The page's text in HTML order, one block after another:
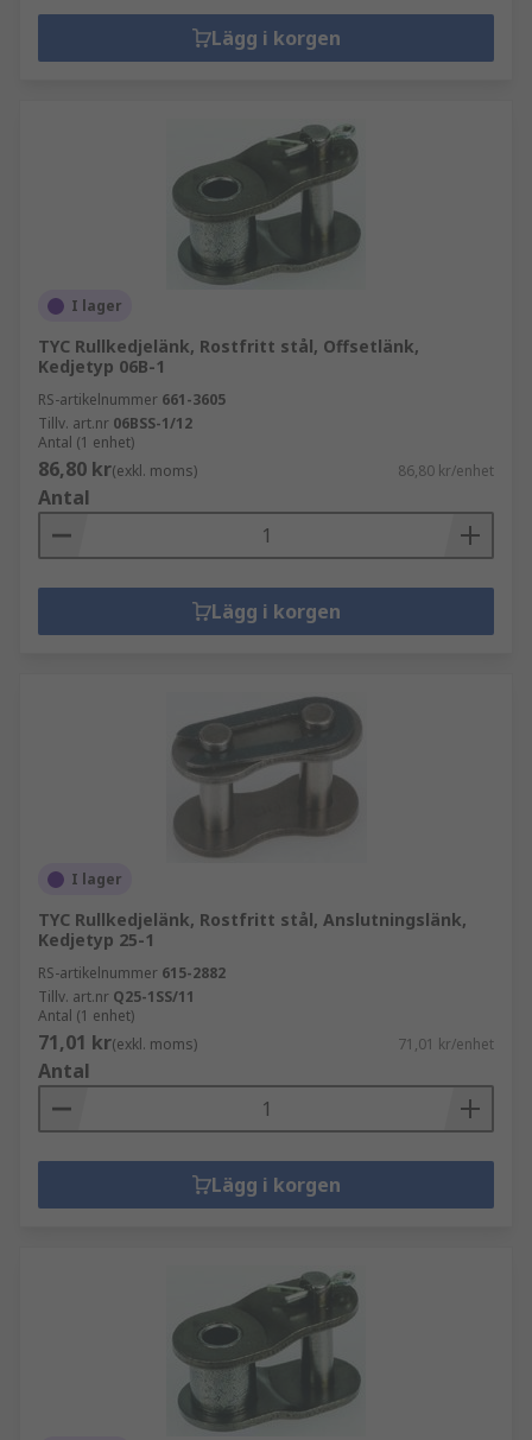
Lägg i korgen
I lager
TYC Rullkedjelänk, Rostfritt stål, Offsetlänk,
Kedjetyp 06B-1
RS-artikelnummer 661-3605
Tillv. art.nr 06BSS-1/12
Antal (1 enhet)
86,80 kr(exkl. moms) 86,80 kr/enhet
Antal
Lägg i korgen
I lager
TYC Rullkedjelänk, Rostfritt stål, Anslutningslänk,
Kedjetyp 25-1
RS-artikelnummer 615-2882
Tillv. art.nr Q25-1SS/11
Antal (1 enhet)
71,01 kr(exkl. moms) 71,01 kr/enhet
Antal
Lägg i korgen